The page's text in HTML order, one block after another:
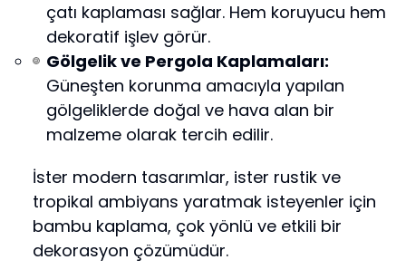
çatı kaplaması sağlar. Hem koruyucu hem
dekoratif işlev görür.
Gölgelik ve Pergola Kaplamaları:
Güneşten korunma amacıyla yapılan
gölgeliklerde doğal ve hava alan bir
malzeme olarak tercih edilir.
İster modern tasarımlar, ister rustik ve
tropikal ambiyans yaratmak isteyenler için
bambu kaplama, çok yönlü ve etkili bir
dekorasyon çözümüdür.